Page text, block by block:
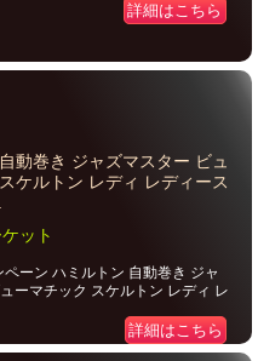
詳細はこちら
動巻き ジャズマスター ビュ
ケルトン レディ レディース
ット
ーン ハミルトン 自動巻き ジャ
ーマチック スケルトン レディ レ
詳細はこちら